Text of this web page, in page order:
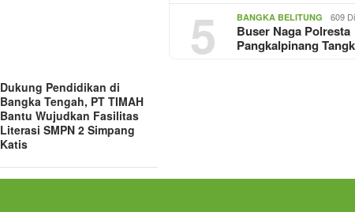
Dukung Pendidikan di
Bangka Tengah, PT TIMAH
Bantu Wujudkan Fasilitas
Literasi SMPN 2 Simpang
Katis
5 BANGKA BELITUNG 609
Buser Naga Polresta
Pangkalpinang